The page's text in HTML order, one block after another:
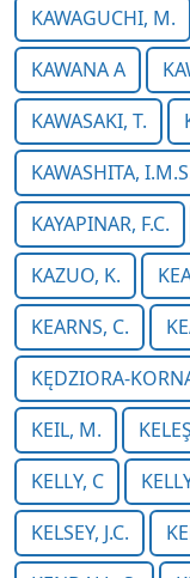
KAWAGUCHI, M.
KAWANA A
KAWASAKI, T.
KAWASHITA,
KAYAPINAR, F.C.
KAZUO, K.
KEARNS, C.
KĘDZIORA-
KEIL, M.
KELLY, C
KELSEY, J.C.